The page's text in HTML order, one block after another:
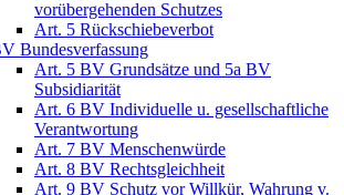
vorübergehenden Schutzes
Art. 5 Rückschiebeverbot
Bundesverfassung
Art. 5 BV Grundsätze und 5a BV
Subsidiarität
Art. 6 BV Individuelle u. gesellschaftliche
Verantwortung
Art. 7 BV Menschenwürde
Art. 8 BV Rechtsgleichheit
Art. 9 BV Schutz vor Willkür, Wahrung v.